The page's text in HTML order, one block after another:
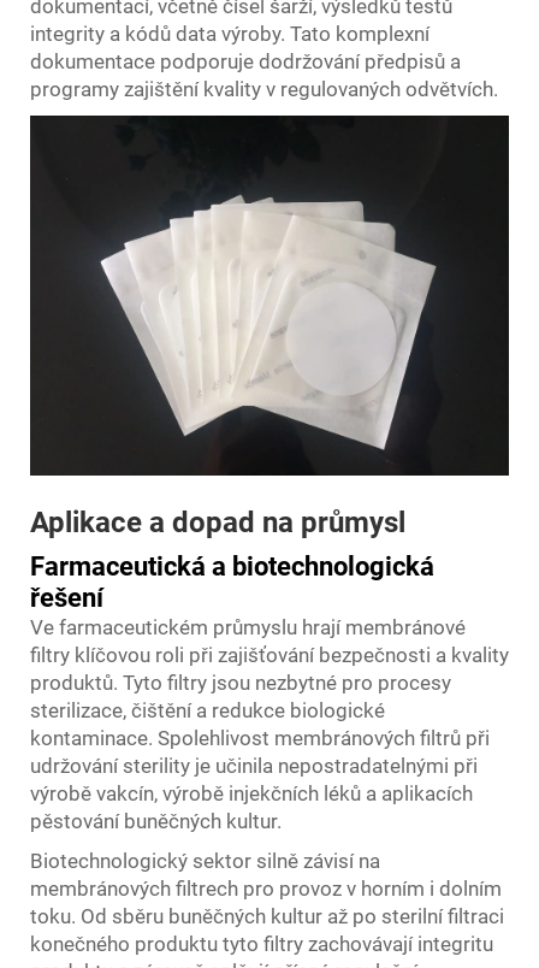
dokumentací, včetně čísel šarží, výsledků testů
integrity a kódů data výroby. Tato komplexní
dokumentace podporuje dodržování předpisů a
programy zajištění kvality v regulovaných odvětvích.
Aplikace a dopad na průmysl
Farmaceutická a biotechnologická
řešení
Ve farmaceutickém průmyslu hrají membránové
filtry klíčovou roli při zajišťování bezpečnosti a kvality
produktů. Tyto filtry jsou nezbytné pro procesy
sterilizace, čištění a redukce biologické
kontaminace. Spolehlivost membránových filtrů při
udržování sterility je učinila nepostradatelnými při
výrobě vakcín, výrobě injekčních léků a aplikacích
pěstování buněčných kultur.
Biotechnologický sektor silně závisí na
membránových filtrech pro provoz v horním i dolním
toku. Od sběru buněčných kultur až po sterilní filtraci
konečného produktu tyto filtry zachovávají integritu